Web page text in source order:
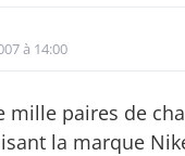
à 14:00
mille paires de
la marque